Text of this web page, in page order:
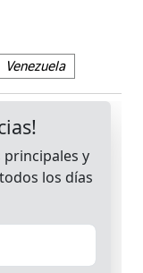
Venezuela